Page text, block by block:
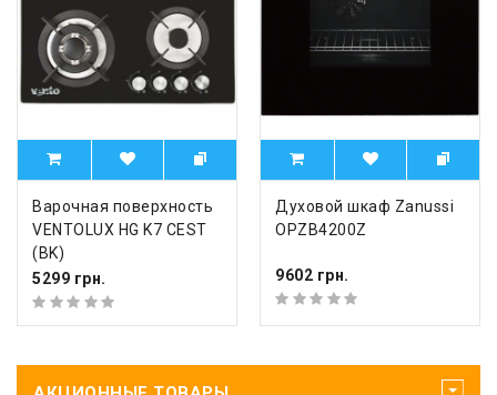
Варочная поверхность
VENTOLUX HG K7 CEST
(BK)
5299 грн.
Духовой шкаф Zanussi
OPZB4200Z
9602 грн.